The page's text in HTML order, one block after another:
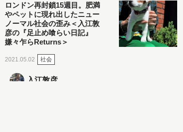
ロンドン再封鎖15週目。肥満
やペットに現れ出したニュー
ノーマル社会の歪み＜入江敦
彦の『足止め喰らい日記』
嫌々乍らReturns＞
2021.05.02 社会
入江敦彦